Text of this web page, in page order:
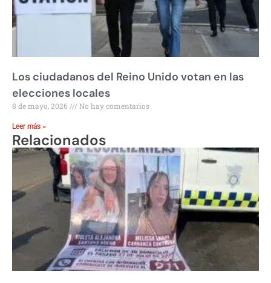
Los ciudadanos del Reino Unido votan en las
elecciones locales
8 de mayo, 2026 No hay comentarios
Leer más »
Relacionados